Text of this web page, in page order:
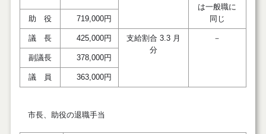
は一般職に
同じ
助 役 719,000円
議 長 425,000円
支給割合 3.3 月
分
－
副議長 378,000円
議 員 363,000円
市長、助役の退職手当